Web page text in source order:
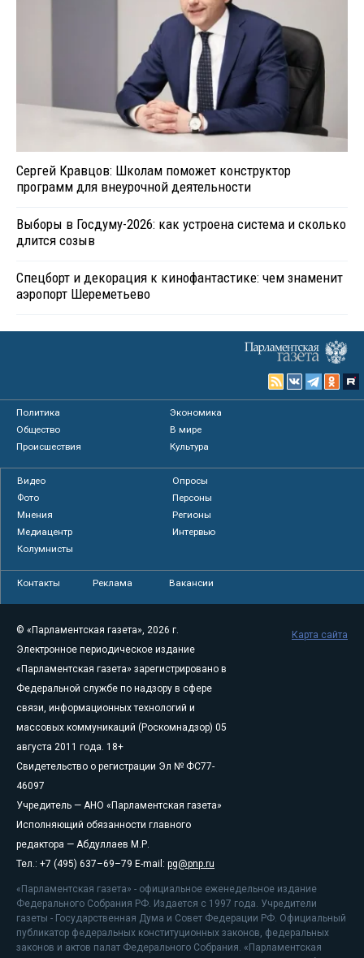
Сергей Кравцов: Школам поможет конструктор
программ для внеурочной деятельности
Выборы в Госдуму-2026: как устроена система и сколько
длится созыв
Спецборт и декорация к кинофантастике: чем знаменит
аэропорт Шереметьево
Политика
Экономика
Общество
В мире
Происшествия
Культура
Видео
Опросы
Фото
Персоны
Мнения
Регионы
Медиацентр
Интервью
Колумнисты
Контакты Реклама Вакансии
© «Парламентская газета», 2026 г.
Электронное периодическое издание
«Парламентская газета» зарегистрировано в
Федеральной службе по надзору в сфере
связи, информационных технологий и
массовых коммуникаций (Роскомнадзор) 05
августа 2011 года. 18+
Свидетельство о регистрации Эл № ФС77-
46097
Учредитель — АНО «Парламентская газета»
Исполняющий обязанности главного
редактора — Абдуллаев М.Р.
Тел.: +7 (495) 637–69–79 E-mail: pg@pnp.ru
«Парламентская газета» - официальное еженедельное издание
Федерального Собрания РФ. Издается с 1997 года. Учредители
газеты - Государственная Дума и Совет Федерации РФ. Официальный
публикатор федеральных конституционных законов, федеральных
законов и актов палат Федерального Собрания. «Парламентская
Карта сайта